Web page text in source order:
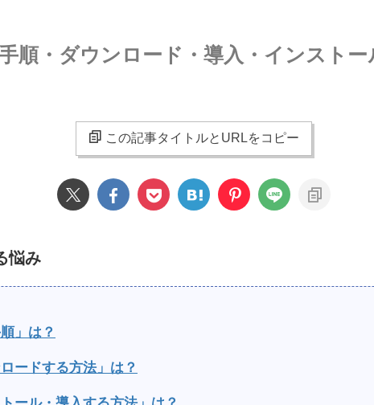
順・ダウンロード・導入・インストー
この記事タイトルとURLをコピー
悩み
」は？
ードする方法」は？